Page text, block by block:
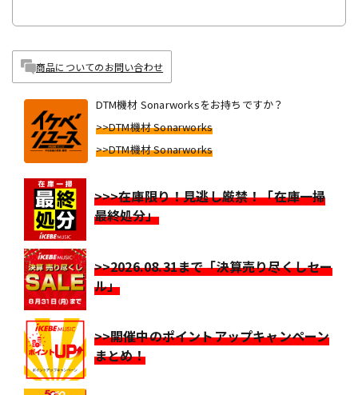
商品についてのお問い合わせ
DTM機材 Sonarworksをお持ちですか？
>>DTM機材 Sonarworks
>>DTM機材 Sonarworks
>>>在庫限り！見逃し厳禁！「在庫一掃
最終処分」
>>2026.08.31まで「決算売り尽くしセー
ル」
>>開催中のポイントアップキャンペーン
まとめ！